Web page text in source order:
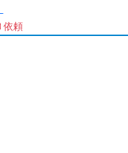
依頼